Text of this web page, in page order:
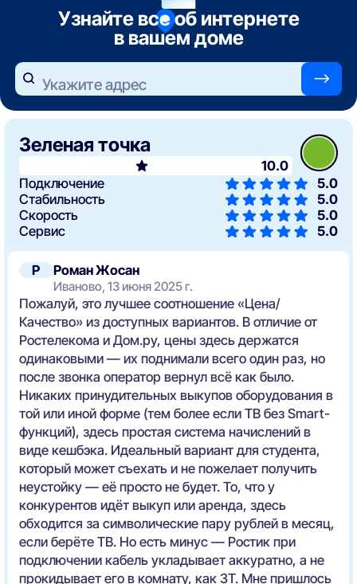
Узнайте все об интернете
в вашем доме
Укажите адрес —>
Р Роман Жосан
Иваново, 13 июня 2025 г.
Пожалуй, это лучшее соотношение «Цена/
Качество» из доступных вариантов. В отличие от
Ростелекома и Дом.ру, цены здесь держатся
одинаковыми — их поднимали всего один раз, но
после звонка оператор вернул всё как было.
Никаких принудительных выкупов оборудования в
той или иной форме (тем более если ТВ без Smart-
функций), здесь простая система начислений в
виде кешбэка. Идеальный вариант для студента,
который может съехать и не пожелает получить
неустойку — её просто не будет. То, что у
конкурентов идёт выкуп или аренда, здесь
обходится за символические пару рублей в месяц,
если берёте ТВ. Но есть минус — Ростик при
подключении кабель укладывает аккуратно, а не
прокидывает его в комнату, как ЗТ. Мне пришлось
Зеленая точка
10.0
Подключение
5.0
Стабильность
5.0
Скорость
5.0
Сервис
5.0